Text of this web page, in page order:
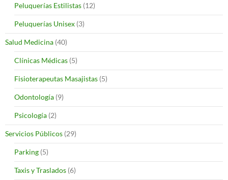
Peluquerías Estilistas (12)
Peluquerías Unisex (3)
Salud Medicina (40)
Clínicas Médicas (5)
Fisioterapeutas Masajistas (5)
Odontología (9)
Psicología (2)
Servicios Públicos (29)
Parking (5)
Taxis y Traslados (6)